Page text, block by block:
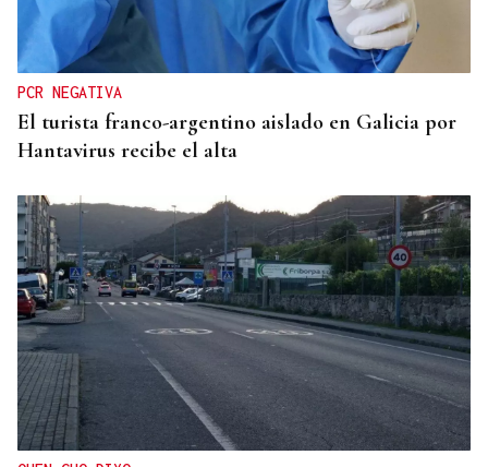
Vázquez Alvite, nuevo presidente del Comité
Técnico en Galicia
PCR NEGATIVA
El turista franco-argentino aislado en Galicia por
Hantavirus recibe el alta